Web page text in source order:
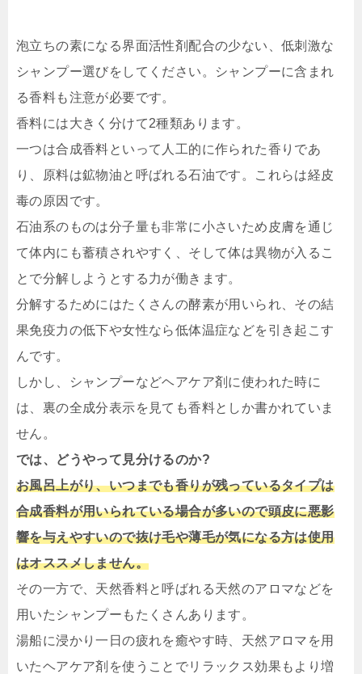
泡立ちの素になる界面活性剤配合の少ない、低刺激な
シャンプー選びをしてください。
シャンプーに含まれ
る香料も注意が必要です。
香料には大きく分けて2種類あります。
一つは合成香料といって人工的に作られた香りであ
り、原料は鉱物油と呼ばれる石油です。
これらは経皮
毒の原因です。
石油系のものは分子量も非常に小さいため皮膚を通じ
て体内にも蓄積されやすく、そして体は異物が入るこ
とで分解しようとする力が働きます。
分解するためにはたくさんの酵素が用いられ、その結
果免疫力の低下や女性なら低体温症などを引き起こす
んです。
しかし、シャンプーなどヘアケア剤に使われた時に
は、裏の全成分表示を見ても香料としか書かれていま
せん。
では、どうやって見分けるのか?
お風呂上がり、いつまでも香りが残っているタイプは
合成香料が用いられている場合が多いので頭皮に悪影
響を与えやすいので抜け毛や薄毛が気になる方は使用
はオススメしません。
その一方で、天然香料と呼ばれる天然のアロマなどを
用いたシャンプーもたくさんあります。
湯船に浸かり一日の疲れを癒やす時、天然アロマを用
いたヘアケア剤を使うことでリラックス効果もより増